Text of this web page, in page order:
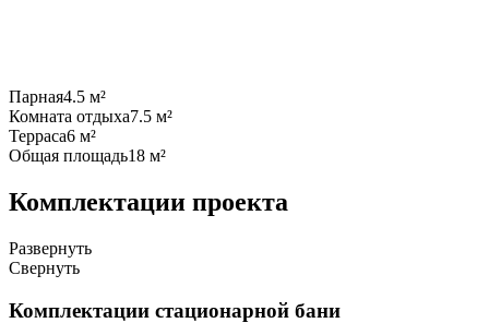
Парная4.5 м²
Комната отдыха7.5 м²
Терраса6 м²
Общая площадь18 м²
Комплектации проекта
Развернуть
Свернуть
Комплектации стационарной бани